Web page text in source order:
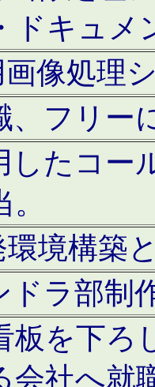
ドキュメ
画像処理
、フリー
したコー
環境構築
ドラ部制
板を下ろ
会社へ就